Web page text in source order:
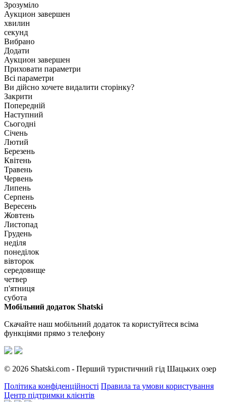
Зрозуміло
Аукцион завершен
хвилин
секунд
Вибрано
Додати
Аукцион завершен
Приховати параметри
Всі параметри
Ви дійсно хочете видалити сторінку?
Закрити
Попередній
Наступний
Сьогодні
Січень
Лютий
Березень
Квітень
Травень
Червень
Липень
Серпень
Вересень
Жовтень
Листопад
Грудень
неділя
понеділок
вівторок
середовище
четвер
п'ятниця
субота
Мобільний додаток Shatski
Скачайте наш мобільний додаток та користуйтеся всіма
функціями прямо з телефону
© 2026 Shatski.com - Перший туристичний гід Шацьких озер
Політика конфіденційності Правила та умови користування
Центр підтримки клієнтів